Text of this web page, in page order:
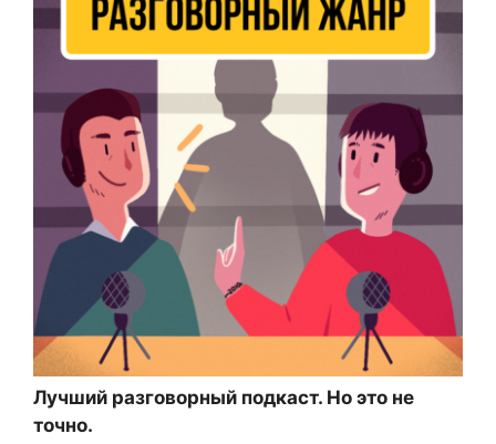
Лучший разговорный подкаст. Но это не
точно.